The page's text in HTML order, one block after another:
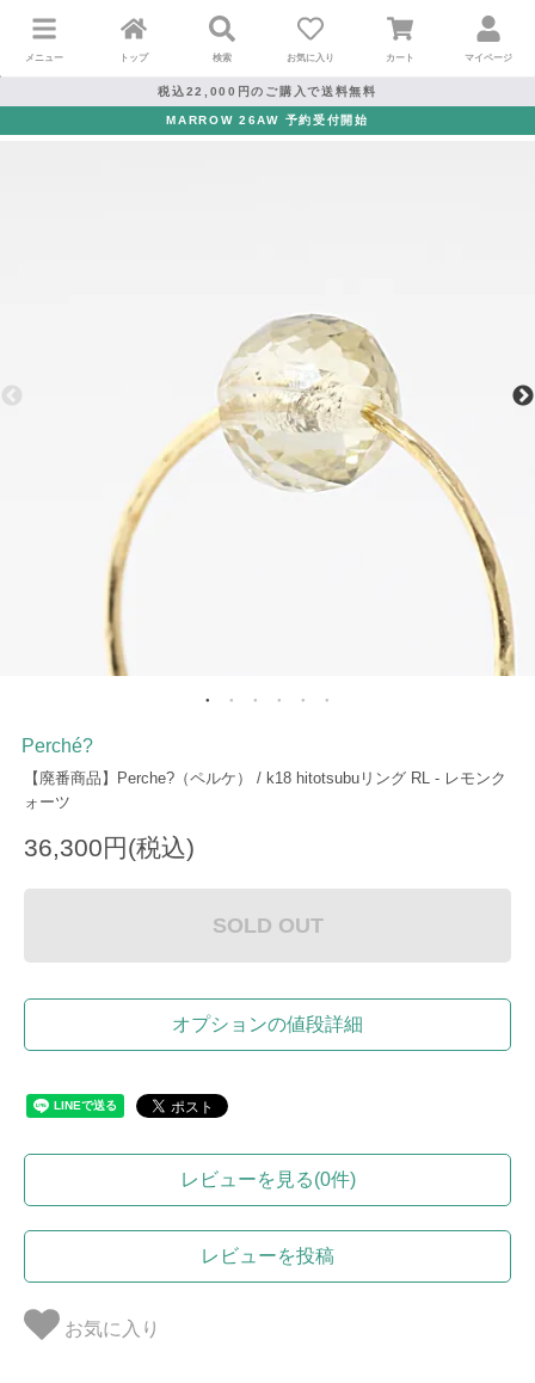
メニュー トップ 検索 お気に入り カート マイページ
税込22,000円のご購入で送料無料
MARROW 26AW 予約受付開始
Perché?
【廃番商品】Perche?（ペルケ） / k18 hitotsubuリング RL - レモンク
ォーツ
36,300円(税込)
SOLD OUT
オプションの値段詳細
レビューを見る(0件)
レビューを投稿
お気に入り